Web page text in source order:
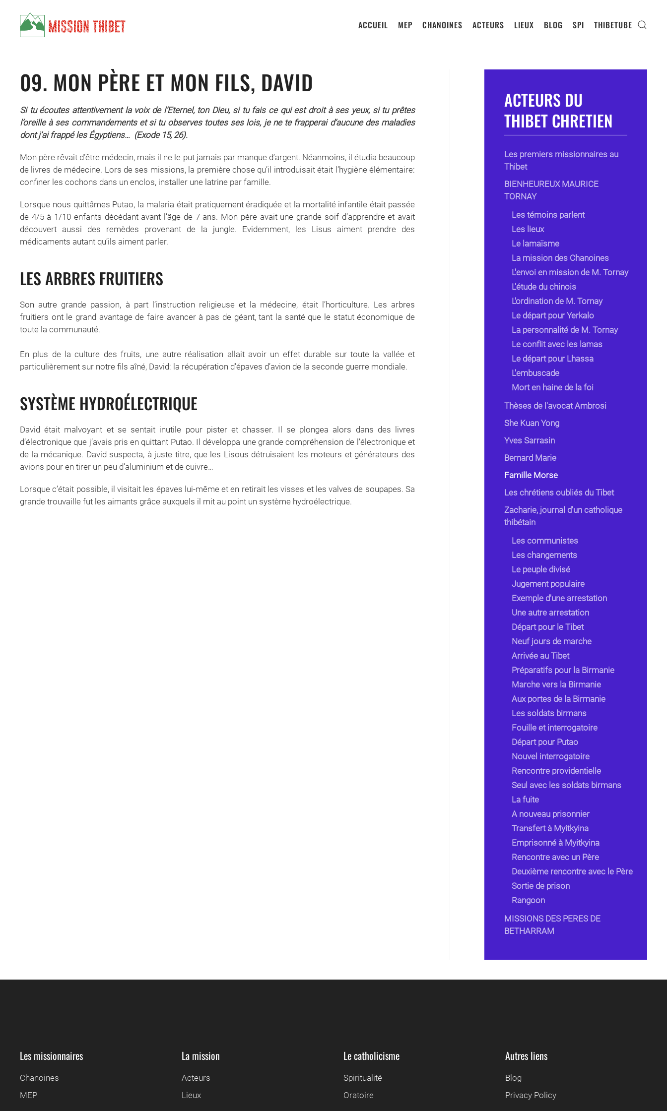
Skip to main content ACCUEIL MEP CHANOINES ACTEURS LIEUX BLOG SPI THIBETUBE
09. MON PÈRE ET MON FILS, DAVID
Si tu écoutes attentivement la voix de l’Eternel, ton Dieu, si tu fais ce qui est droit à ses yeux, si tu prêtes
l’oreille à ses commandements et si tu observes toutes ses lois, je ne te frapperai d’aucune des maladies
dont j’ai frappé les Égyptiens… (Exode 15, 26).
Mon père rêvait d’être médecin, mais il ne le put jamais par manque d’argent. Néanmoins, il étudia beaucoup
de livres de médecine. Lors de ses missions, la première chose qu’il introduisait était l’hygiène élémentaire:
confiner les cochons dans un enclos, installer une latrine par famille.
Lorsque nous quittâmes Putao, la malaria était pratiquement éradiquée et la mortalité infantile était passée
de 4/5 à 1/10 enfants décédant avant l’âge de 7 ans. Mon père avait une grande soif d’apprendre et avait
découvert aussi des remèdes provenant de la jungle. Evidemment, les Lisus aiment prendre des
médicaments autant qu’ils aiment parler.
LES ARBRES FRUITIERS
Son autre grande passion, à part l’instruction religieuse et la médecine, était l’horticulture. Les arbres
fruitiers ont le grand avantage de faire avancer à pas de géant, tant la santé que le statut économique de
toute la communauté.
En plus de la culture des fruits, une autre réalisation allait avoir un effet durable sur toute la vallée et
particulièrement sur notre fils aîné, David: la récupération d’épaves d’avion de la seconde guerre mondiale.
SYSTÈME HYDROÉLECTRIQUE
David était malvoyant et se sentait inutile pour pister et chasser. Il se plongea alors dans des livres
d’électronique que j’avais pris en quittant Putao. Il développa une grande compréhension de l’électronique et
de la mécanique. David suspecta, à juste titre, que les Lisous détruisaient les moteurs et générateurs des
avions pour en tirer un peu d’aluminium et de cuivre…
Lorsque c’était possible, il visitait les épaves lui-même et en retirait les visses et les valves de soupapes. Sa
grande trouvaille fut les aimants grâce auxquels il mit au point un système hydroélectrique.
ACTEURS DU
THIBET CHRETIEN
Les premiers missionnaires au
Thibet
BIENHEUREUX MAURICE
TORNAY
Les témoins parlent
Les lieux
Le lamaïsme
La mission des Chanoines
L'envoi en mission de M. Tornay
L'étude du chinois
L'ordination de M. Tornay
Le départ pour Yerkalo
La personnalité de M. Tornay
Le conflit avec les lamas
Le départ pour Lhassa
L'embuscade
Mort en haine de la foi
Thèses de l'avocat Ambrosi
She Kuan Yong
Yves Sarrasin
Bernard Marie
Famille Morse
Les chrétiens oubliés du Tibet
Zacharie, journal d'un catholique
thibétain
Les communistes
Les changements
Le peuple divisé
Jugement populaire
Exemple d'une arrestation
Une autre arrestation
Départ pour le Tibet
Neuf jours de marche
Arrivée au Tibet
Préparatifs pour la Birmanie
Marche vers la Birmanie
Aux portes de la Birmanie
Les soldats birmans
Fouille et interrogatoire
Départ pour Putao
Nouvel interrogatoire
Rencontre providentielle
Seul avec les soldats birmans
La fuite
A nouveau prisonnier
Transfert à Myitkyina
Emprisonné à Myitkyina
Rencontre avec un Père
Deuxième rencontre avec le Père
Sortie de prison
Rangoon
MISSIONS DES PERES DE
BETHARRAM
Les missionnaires
Chanoines
MEP
La mission
Acteurs
Lieux
Le catholicisme
Spiritualité
Oratoire
Autres liens
Blog
Privacy Policy